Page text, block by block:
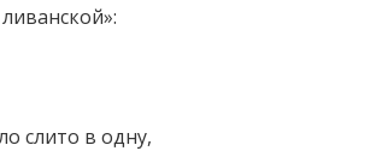
слито в одну,